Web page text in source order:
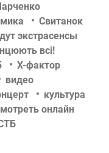
Свитанок
экстрасенсы
всі!
Х-фактор
видео
культура
онлайн